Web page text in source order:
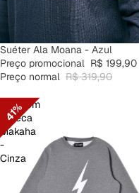
PROMOÇÃO
Suéter Ala Moana - Azul
Preço promocional R$ 199,90
Preço normal R$ 319,90
41%
Moletom
Careca
Makaha
-
Cinza